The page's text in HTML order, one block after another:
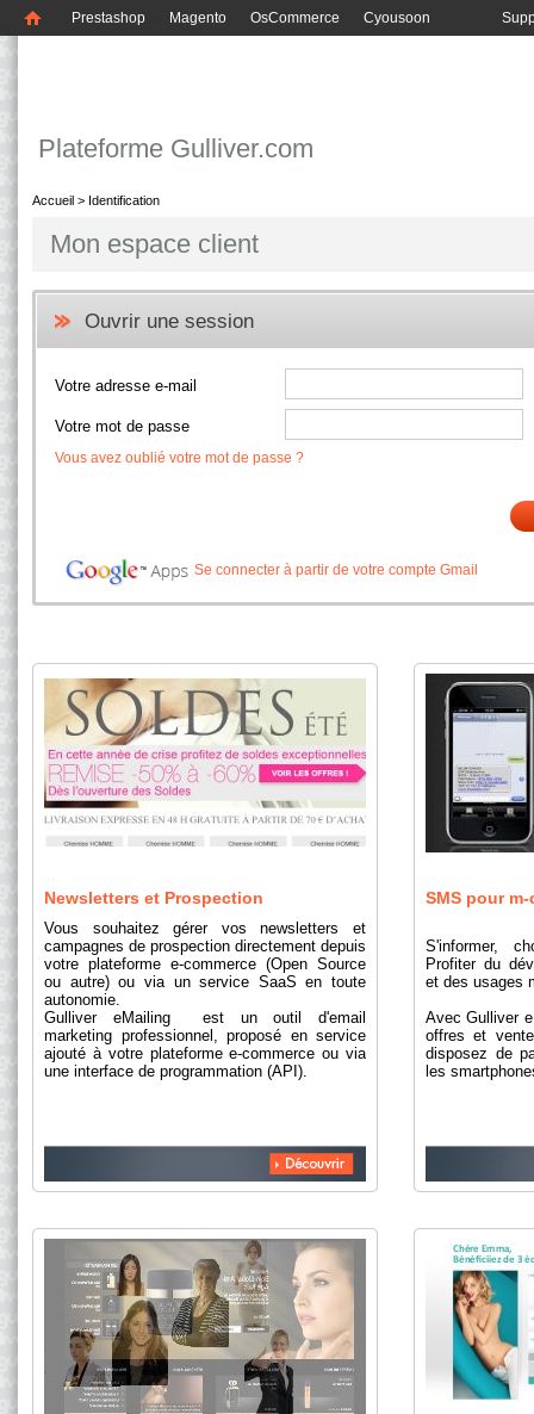
Prestashop Magento OsCommerce Cyousoon
Plateforme Gulliver.com
Accueil > Identification
Mon espace client
Ouvrir une session
Votre adresse e-mail
Votre mot de passe
Vous avez oublié votre mot de passe ?
Se connecter à partir de votre compte Gmail
Newsletters et Prospection
Vous souhaitez gérer vos newsletters et
campagnes de prospection directement depuis
votre plateforme e-commerce (Open Source
ou autre) ou via un service SaaS en toute
autonomie.
Gulliver eMailing est un outil d'email
marketing professionnel, proposé en service
ajouté à votre plateforme e-commerce ou via
une interface de programmation (API).
SMS pour
S'informer,
Profiter du
et des usages
Avec Gulliver
offres et
disposez de
les